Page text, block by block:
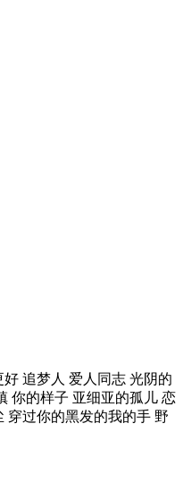
追梦人 爱人同志 光阴的
你的样子 亚细亚的孤儿 恋
穿过你的黑发的我的手 野